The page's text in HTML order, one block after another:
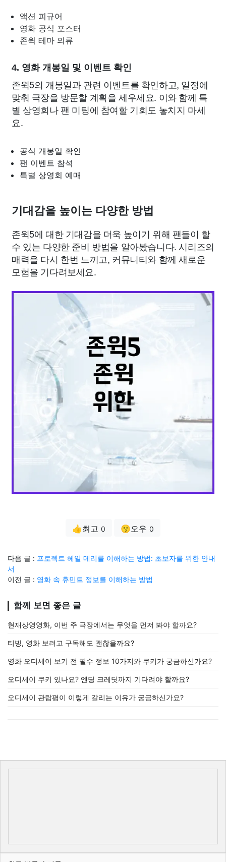
액션 피규어
영화 공식 포스터
존윅 테마 의류
4. 영화 개봉일 및 이벤트 확인
존윅5의 개봉일과 관련 이벤트를 확인하고, 일정에
맞춰 극장을 방문할 계획을 세우세요. 이와 함께 특
별 상영회나 팬 미팅에 참여할 기회도 놓치지 마세
요.
공식 개봉일 확인
팬 이벤트 참석
특별 상영회 예매
기대감을 높이는 다양한 방법
존윅5에 대한 기대감을 더욱 높이기 위해 팬들이 할
수 있는 다양한 준비 방법을 알아봤습니다. 시리즈의
매력을 다시 한번 느끼고, 커뮤니티와 함께 새로운
모험을 기다려보세요.
👍최고 0 😗오우 0
다음 글 : 프로젝트 헤일 메리를 이해하는 방법: 초보자를 위한 안내
서
이전 글 : 영화 속 휴민트 정보를 이해하는 방법
함께 보면 좋은 글
현재상영영화, 이번 주 극장에서는 무엇을 먼저 봐야 할까요?
티빙, 영화 보려고 구독해도 괜찮을까요?
영화 오디세이 보기 전 필수 정보 10가지와 쿠키가 궁금하신가요?
오디세이 쿠키 있나요? 엔딩 크레딧까지 기다려야 할까요?
오디세이 관람평이 이렇게 갈리는 이유가 궁금하신가요?